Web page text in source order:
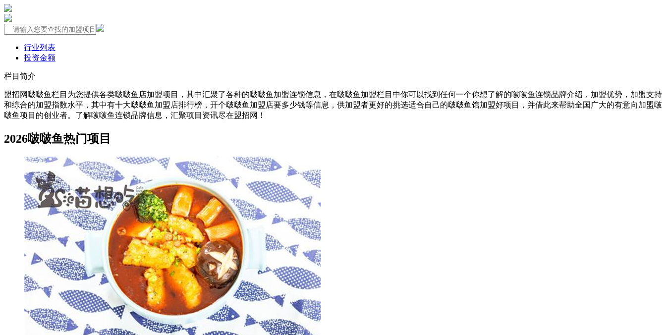
行业列表
投资金额
栏目简介
盟招网啵啵鱼栏目为您提供各类啵啵鱼店加盟项目，其中汇聚了各种的啵啵鱼加盟连锁信息，在啵啵鱼加盟栏目中你可以找到任何一个你想了解的啵啵鱼连锁品牌介绍，加盟优势，加盟支持
和综合的加盟指数水平，其中有十大啵啵鱼加盟店排行榜，开个啵啵鱼加盟店要多少钱等信息，供加盟者更好的挑选适合自己的啵啵鱼馆加盟好项目，并借此来帮助全国广大的有意向加盟啵
啵鱼项目的创业者。了解啵啵鱼连锁品牌信息，汇聚项目资讯尽在盟招网！
2026啵啵鱼热门项目